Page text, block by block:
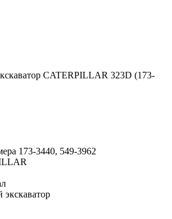
CATERPILLAR 323D (173-
173-3440, 549-3962